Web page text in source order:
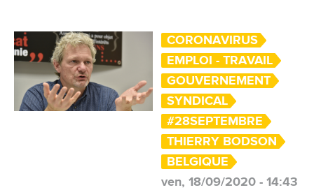
CORONAVIRUS
EMPLOI - TRAVAIL
GOUVERNEMENT
SYNDICAL
#28SEPTEMBRE
THIERRY BODSON
BELGIQUE
ven, 18/09/2020 - 14:43